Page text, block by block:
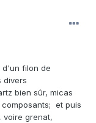
d'un filon de
divers
bien sûr, micas
et puis
voire grenat,